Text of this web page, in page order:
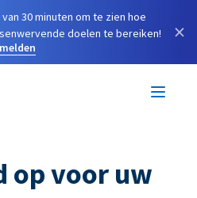
30 minuten om te zien hoe
doelen te bereiken!
×
op voor uw